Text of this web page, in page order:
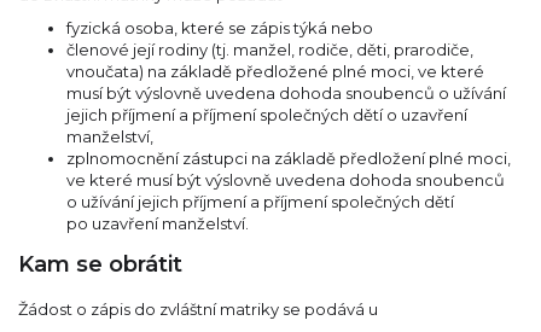
fyzická osoba, které se zápis týká nebo
členové její rodiny (tj. manžel, rodiče, děti, prarodiče,
vnoučata) na základě předložené plné moci, ve které
musí být výslovně uvedena dohoda snoubenců o užívání
jejich příjmení a příjmení společných dětí o uzavření
manželství,
zplnomocnění zástupci na základě předložení plné moci,
ve které musí být výslovně uvedena dohoda snoubenců
o užívání jejich příjmení a příjmení společných dětí
po uzavření manželství.
Kam se obrátit
Žádost o zápis do zvláštní matriky se podává u